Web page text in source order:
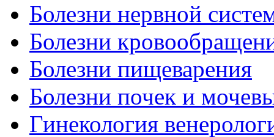
Болезни нервной
Болезни
Болезни пищеварения
Болезни почек и
Гинекология